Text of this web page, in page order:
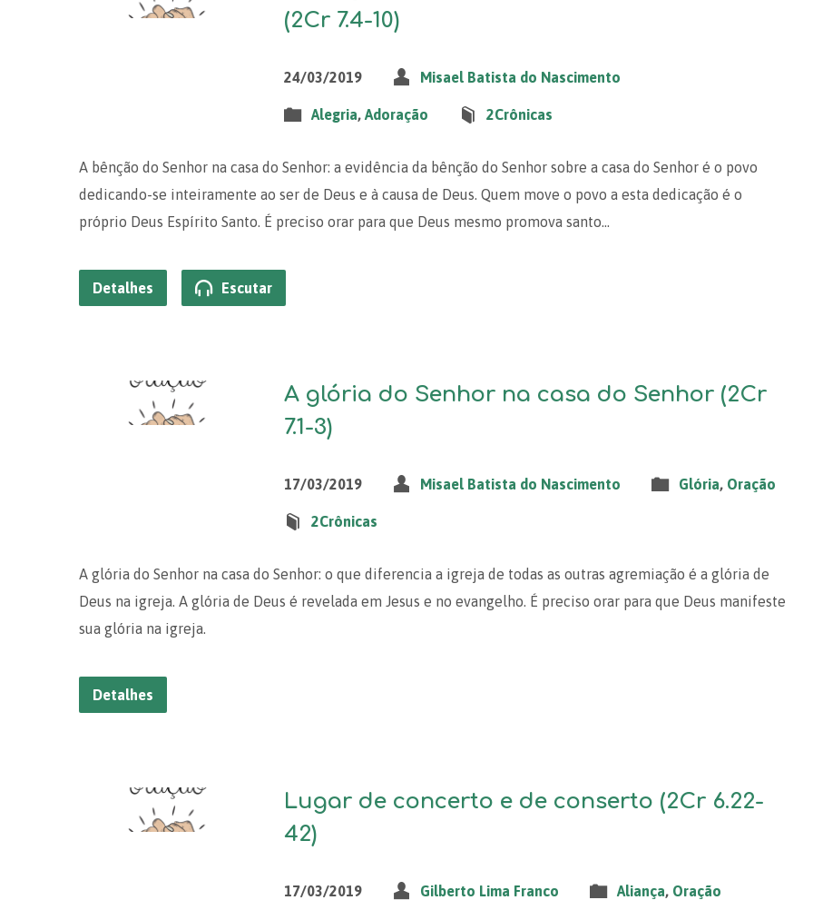
(2Cr 7.4-10)
24/03/2019 Misael Batista do Nascimento
Alegria,Adoração 2Crônicas
A bênção do Senhor na casa do Senhor: a evidência da bênção do Senhor sobre a casa do Senhor é o povo
dedicando-se inteiramente ao ser de Deus e à causa de Deus. Quem move o povo a esta dedicação é o
próprio Deus Espírito Santo. É preciso orar para que Deus mesmo promova santo…
Detalhes Escutar
A glória do Senhor na casa do Senhor (2Cr
7.1-3)
17/03/2019 Misael Batista do Nascimento Glória, Oração
2Crônicas
A glória do Senhor na casa do Senhor: o que diferencia a igreja de todas as outras agremiação é a glória de
Deus na igreja. A glória de Deus é revelada em Jesus e no evangelho. É preciso orar para que Deus manifeste
sua glória na igreja.
Detalhes
Lugar de concerto e de conserto (2Cr 6.22-
42)
17/03/2019 Gilberto Lima Franco Aliança, Oração